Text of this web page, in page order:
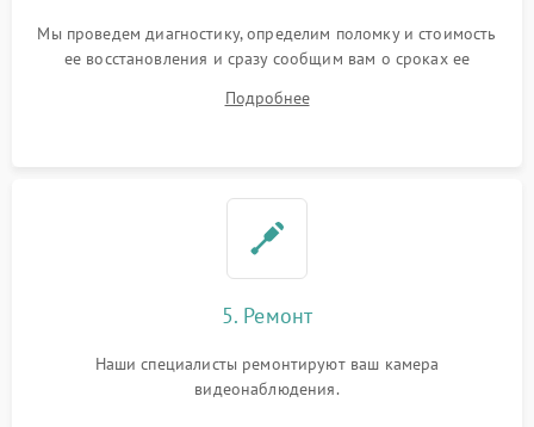
Мы проведем диагностику, определим поломку и стоимость
ее восстановления и сразу сообщим вам о сроках ее
Подробнее
5. Ремонт
Наши специалисты ремонтируют ваш камера
видеонаблюдения.